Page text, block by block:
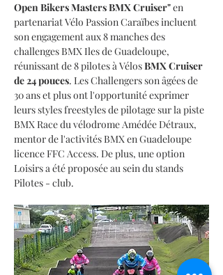
Open Bikers Masters BMX Cruiser" en
partenariat Vélo Passion Caraïbes incluent
son engagement aux 8 manches des
challenges BMX Iles de Guadeloupe,
réunissant de 8 pilotes à Vélos BMX Cruiser
de 24 pouces. Les Challengers son âgées de
30 ans et plus ont l'opportunité exprimer
leurs styles freestyles de pilotage sur la piste
BMX Race du vélodrome Amédée Détraux,
mentor de l'activités BMX en Guadeloupe
licence FFC Access. De plus, une option
Loisirs a été proposée au sein du stands
Pilotes - club.